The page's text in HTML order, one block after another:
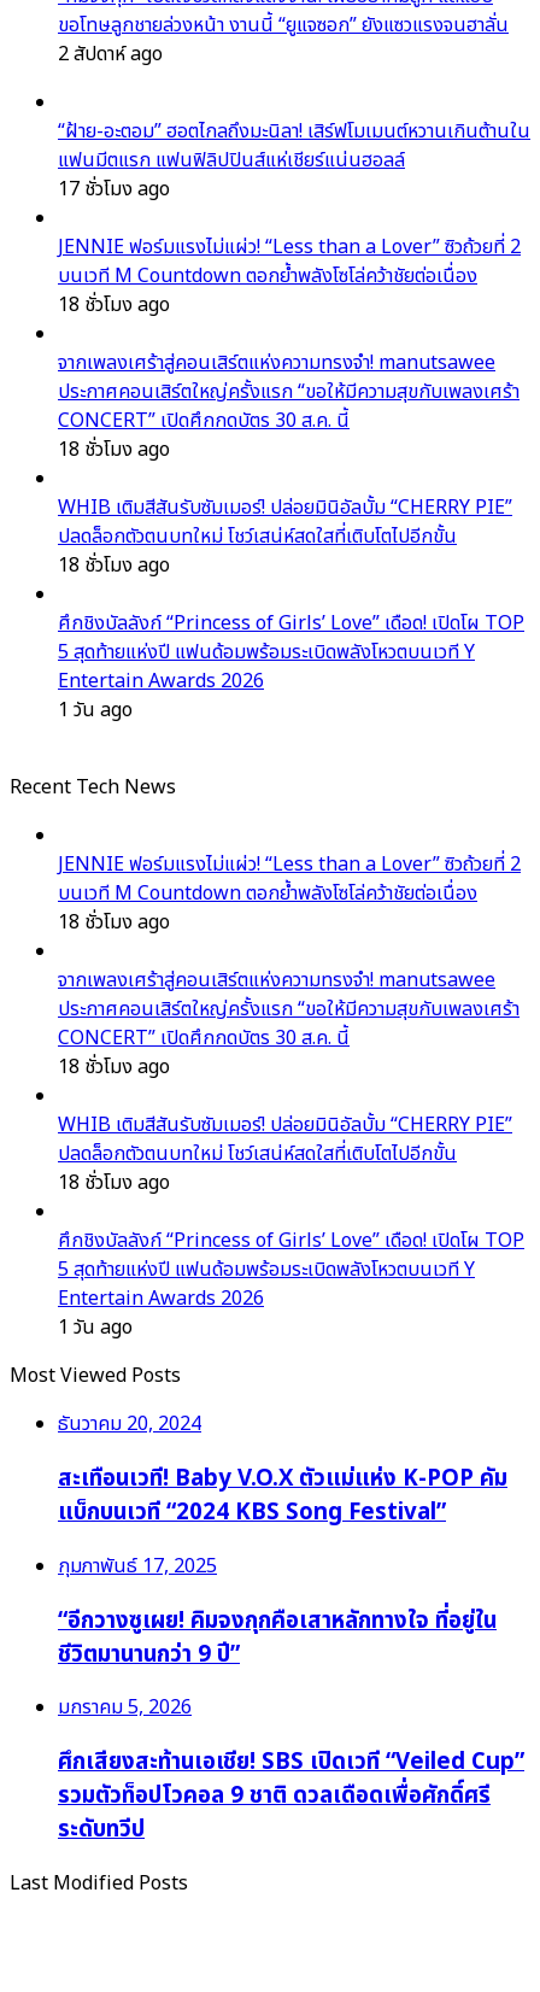
ขอโทษลูกชายล่วงหน้า งานนี้ “ยูแจซอก” ยังแซวแรงจนฮาลั่น
2 สัปดาห์ ago
“ฝ้าย-อะตอม” ฮอตไกลถึงมะนิลา! เสิร์ฟโมเมนต์หวานเกินต้านใน
แฟนมีตแรก แฟนฟิลิปปินส์แห่เชียร์แน่นฮอลล์
17 ชั่วโมง ago
JENNIE ฟอร์มแรงไม่แผ่ว! “Less than a Lover” ซิวถ้วยที่ 2
บนเวที M Countdown ตอกย้ำพลังโซโล่คว้าชัยต่อเนื่อง
18 ชั่วโมง ago
จากเพลงเศร้าสู่คอนเสิร์ตแห่งความทรงจำ! manutsawee
ประกาศคอนเสิร์ตใหญ่ครั้งแรก “ขอให้มีความสุขกับเพลงเศร้า
CONCERT” เปิดศึกกดบัตร 30 ส.ค. นี้
18 ชั่วโมง ago
WHIB เติมสีสันรับซัมเมอร์! ปล่อยมินิอัลบั้ม “CHERRY PIE”
ปลดล็อกตัวตนบทใหม่ โชว์เสน่ห์สดใสที่เติบโตไปอีกขั้น
18 ชั่วโมง ago
ศึกชิงบัลลังก์ “Princess of Girls’ Love” เดือด! เปิดโผ TOP
5 สุดท้ายแห่งปี แฟนด้อมพร้อมระเบิดพลังโหวตบนเวที Y
Entertain Awards 2026
1 วัน ago
Recent Tech News
JENNIE ฟอร์มแรงไม่แผ่ว! “Less than a Lover” ซิวถ้วยที่ 2
บนเวที M Countdown ตอกย้ำพลังโซโล่คว้าชัยต่อเนื่อง
18 ชั่วโมง ago
จากเพลงเศร้าสู่คอนเสิร์ตแห่งความทรงจำ! manutsawee
ประกาศคอนเสิร์ตใหญ่ครั้งแรก “ขอให้มีความสุขกับเพลงเศร้า
CONCERT” เปิดศึกกดบัตร 30 ส.ค. นี้
18 ชั่วโมง ago
WHIB เติมสีสันรับซัมเมอร์! ปล่อยมินิอัลบั้ม “CHERRY PIE”
ปลดล็อกตัวตนบทใหม่ โชว์เสน่ห์สดใสที่เติบโตไปอีกขั้น
18 ชั่วโมง ago
ศึกชิงบัลลังก์ “Princess of Girls’ Love” เดือด! เปิดโผ TOP
5 สุดท้ายแห่งปี แฟนด้อมพร้อมระเบิดพลังโหวตบนเวที Y
Entertain Awards 2026
1 วัน ago
Most Viewed Posts
ธันวาคม 20, 2024
สะเทือนเวที! Baby V.O.X ตัวแม่แห่ง K-POP คัม
แบ็กบนเวที “2024 KBS Song Festival”
กุมภาพันธ์ 17, 2025
“อีกวางซูเผย! คิมจงกุกคือเสาหลักทางใจ ที่อยู่ใน
ชีวิตมานานกว่า 9 ปี”
มกราคม 5, 2026
ศึกเสียงสะท้านเอเชีย! SBS เปิดเวที “Veiled Cup”
รวมตัวท็อปโวคอล 9 ชาติ ดวลเดือดเพื่อศักดิ์ศรี
ระดับทวีป
Last Modified Posts